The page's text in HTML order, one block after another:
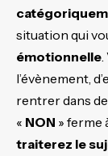
situation qui
émotionnelle
l’évènement,
rentrer dans
« NON » ferme
traiterez le